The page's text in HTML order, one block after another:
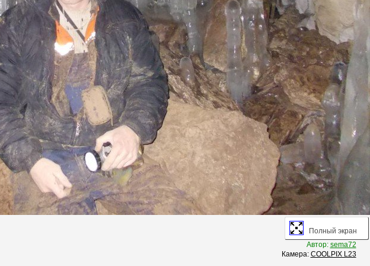
Полный экран
Автор: sema72
Камера: COOLPIX L23